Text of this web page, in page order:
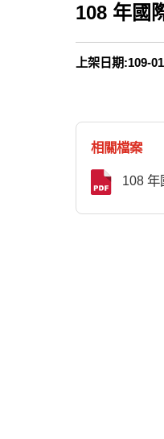
108 年國
上架日期:109-
相關檔案
108 年